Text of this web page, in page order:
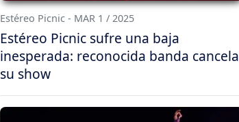
Estéreo Picnic - MAR 1 / 2025
Estéreo Picnic sufre una baja
inesperada: reconocida banda cancela
su show